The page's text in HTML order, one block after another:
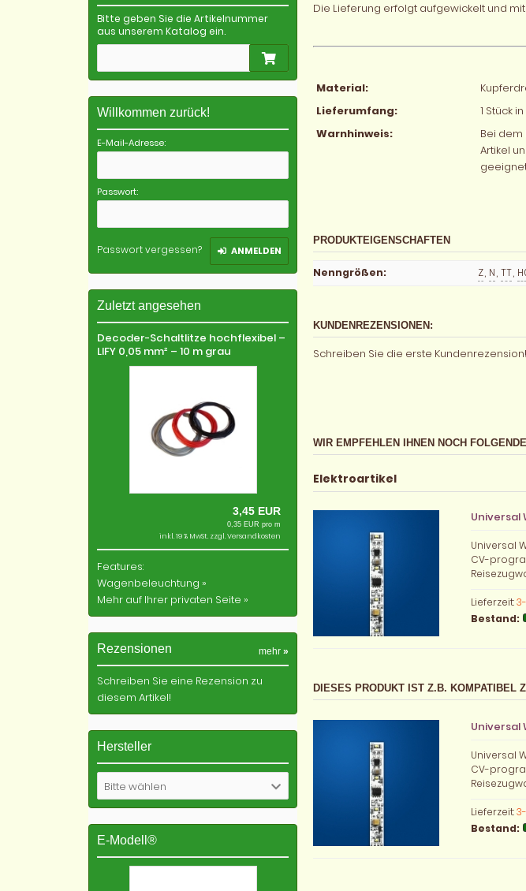
Die Lieferung erfolgt aufgewickelt und
Material:
Lieferumfang:
1 Stück
Warnhinweis:
Bei
Artikel
PRODUKTEIGENSCHAFTEN
Nenngrößen: Z, N, TT,
KUNDENREZENSIONEN:
Schreiben Sie die erste Kundenrezension!
WIR EMPFEHLEN IHNEN NOCH
Elektroartikel
Universal
Universal
CV-
Lieferzeit:
Bestand:
DIESES PRODUKT IST Z.B. KOMPATIBEL
Universal
Universal
CV-
Lieferzeit:
Bestand:
Bitte geben Sie die Artikelnummer
aus unserem Katalog ein.
Willkommen zurück!
E-Mail-Adresse:
Passwort:
Passwort vergessen? ANMELDEN
Zuletzt angesehen
Decoder-Schaltlitze hochflexibel –
LIFY 0,05 mm² – 10 m grau
3,45 EUR
0,35 EUR pro m
inkl. 19 % MwSt. zzgl.Versandkosten
Features:
Wagenbeleuchtung »
Mehr auf Ihrer privaten Seite »
Rezensionen mehr »
Schreiben Sie eine Rezension zu
diesem Artikel!
Hersteller
Bitte wählen
E-Modell®